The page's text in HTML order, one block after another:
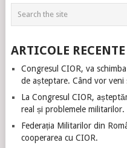
ARTICOLE RECENTE
Congresul CIOR, va
de așteptare. Când vor
La Congresul CIOR,
real și problemele militarilor.
Federația Militarilor din
cooperarea cu CIOR.